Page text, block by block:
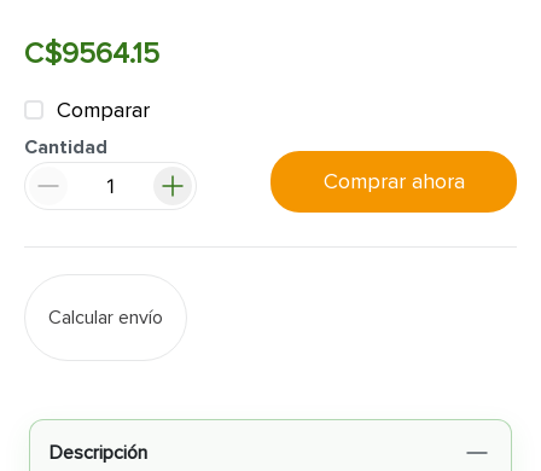
C$9564.15
Comparar
Cantidad
Comprar ahora
Calcular envío
Descripción